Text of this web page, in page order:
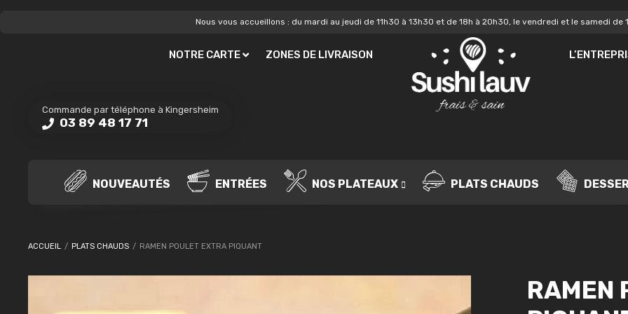
Nous vous accueillons : du mardi au jeudi de 11h30 à 13h30 et de 18h à 20h30, le vendredi et le samedi de
NOTRE CARTE ZONES DE LIVRAISON
Commande par téléphone à Kingersheim
03 89 48 17 71
MOT DE PASSE
SE SOUVENIR DE MOI
NOUVEAUTÉS ENTRÉES NOS PLATEAUX PLATS CHAUDS
ACCUEIL / PLATS CHAUDS / RAMEN POULET EXTRA PIQUANT
RAMEN